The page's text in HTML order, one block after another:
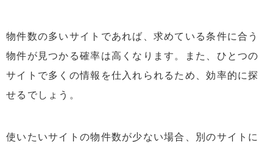
物件数の多いサイトであれば、求めている条件に合う
物件が見つかる確率は高くなります。また、ひとつの
サイトで多くの情報を仕入れられるため、効率的に探
せるでしょう。
使いたいサイトの物件数が少ない場合、別のサイトに